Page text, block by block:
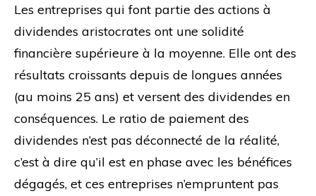
Les entreprises qui font partie des actions à
dividendes aristocrates ont une solidité
financière supérieure à la moyenne. Elle ont des
résultats croissants depuis de longues années
(au moins 25 ans) et versent des dividendes en
conséquences. Le ratio de paiement des
dividendes n’est pas déconnecté de la réalité,
c’est à dire qu’il est en phase avec les bénéfices
dégagés, et ces entreprises n’empruntent pas